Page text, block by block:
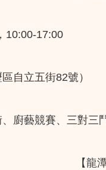
10:00-17:00
自立五街82號）
廚藝競賽、三對三
【龍